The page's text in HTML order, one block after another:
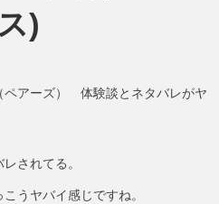
)
ペアーズ） 体験談とネタバレがヤ
されてる。
うヤバイ感じですね。